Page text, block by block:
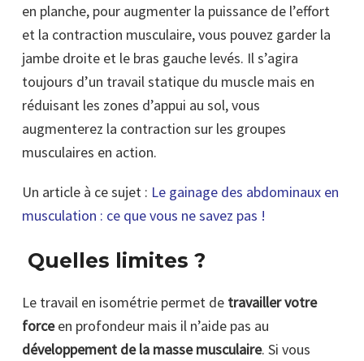
en planche, pour augmenter la puissance de l’effort
et la contraction musculaire, vous pouvez garder la
jambe droite et le bras gauche levés. Il s’agira
toujours d’un travail statique du muscle mais en
réduisant les zones d’appui au sol, vous
augmenterez la contraction sur les groupes
musculaires en action.
Un article à ce sujet : Le gainage des abdominaux en
musculation : ce que vous ne savez pas !
Quelles limites ?
Le travail en isométrie permet de travailler votre
forceen profondeur mais il n’aide pas au
développement de la masse musculaire. Si vous